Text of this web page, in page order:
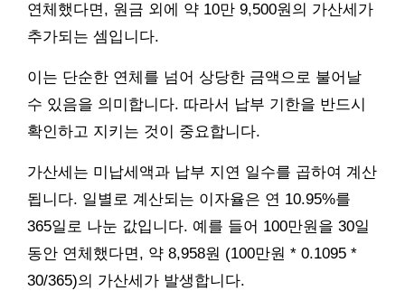
연체했다면, 원금 외에 약 10만 9,500원의 가산세가
추가되는 셈입니다.
이는 단순한 연체를 넘어 상당한 금액으로 불어날
수 있음을 의미합니다. 따라서 납부 기한을 반드시
확인하고 지키는 것이 중요합니다.
가산세는 미납세액과 납부 지연 일수를 곱하여 계산
됩니다. 일별로 계산되는 이자율은 연 10.95%를
365일로 나눈 값입니다. 예를 들어 100만원을 30일
동안 연체했다면, 약 8,958원 (100만원 * 0.1095 *
30/365)의 가산세가 발생합니다.